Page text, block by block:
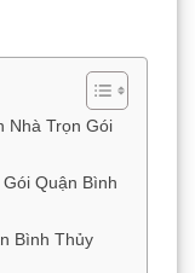
Nhà Trọn Gói
Quận Bình
Bình Thủy